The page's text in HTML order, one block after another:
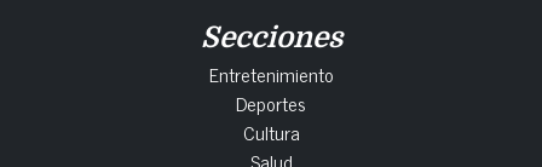
Secciones
Entretenimiento
Deportes
Cultura